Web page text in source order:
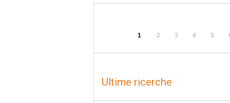
1 2 3 4 5
Ultime ricerche